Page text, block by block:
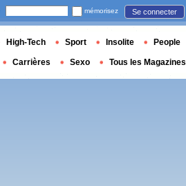
mémorisez Se connecter
High-Tech Sport Insolite People
Carrières Sexo Tous les Magazines